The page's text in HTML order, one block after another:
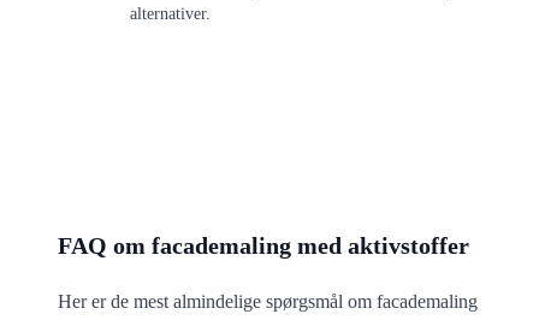
alternativer.
FAQ om facademaling med aktivstoffer
Her er de mest almindelige spørgsmål om facademaling